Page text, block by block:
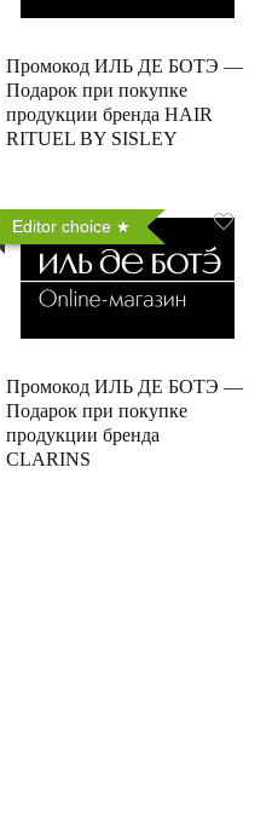
Промокод ИЛЬ ДЕ БОТЭ —
Подарок при покупке
продукции бренда HAIR
RITUEL BY SISLEY
Editor choice
Промокод ИЛЬ ДЕ БОТЭ —
Подарок при покупке
продукции бренда
CLARINS